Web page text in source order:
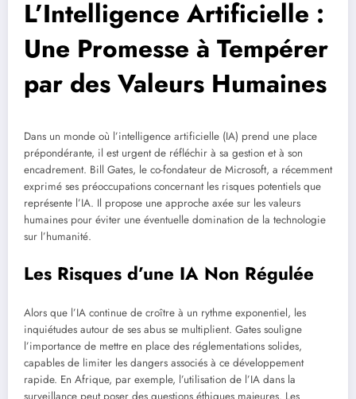
L’Intelligence Artificielle :
Une Promesse à Tempérer
par des Valeurs Humaines
Dans un monde où l’intelligence artificielle (IA) prend une place
prépondérante, il est urgent de réfléchir à sa gestion et à son
encadrement. Bill Gates, le co-fondateur de Microsoft, a récemment
exprimé ses préoccupations concernant les risques potentiels que
représente l’IA. Il propose une approche axée sur les valeurs
humaines pour éviter une éventuelle domination de la technologie
sur l’humanité.
Les Risques d’une IA Non Régulée
Alors que l’IA continue de croître à un rythme exponentiel, les
inquiétudes autour de ses abus se multiplient. Gates souligne
l’importance de mettre en place des réglementations solides,
capables de limiter les dangers associés à ce développement
rapide. En Afrique, par exemple, l’utilisation de l’IA dans la